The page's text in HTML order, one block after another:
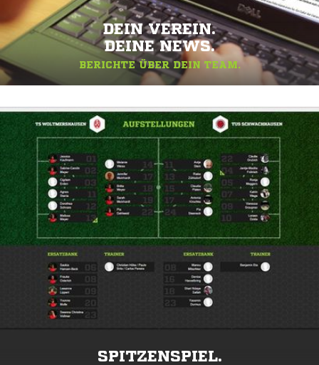
DEIN VEREIN.
DEINE NEWS.
BERICHTE ÜBER DEIN TEAM.
SPITZENSPIEL.